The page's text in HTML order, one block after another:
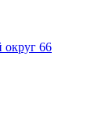
66